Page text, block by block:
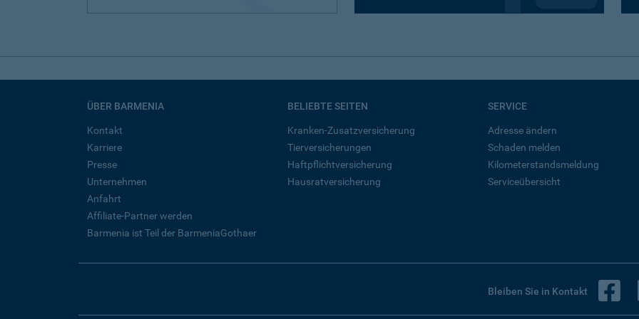
ÜBER BARMENIA
Kontakt
Karriere
Presse
Unternehmen
Anfahrt
Affiliate-Partner werden
Barmenia ist Teil der BarmeniaGothaer
BELIEBTE SEITEN
Kranken-Zusatzversicherung
Tierversicherungen
Haftpflichtversicherung
Hausratversicherung
SERVICE
Adresse ändern
Schaden melden
Kilometerstandsmeldung
Serviceübersicht
Bleiben Sie in Kontakt